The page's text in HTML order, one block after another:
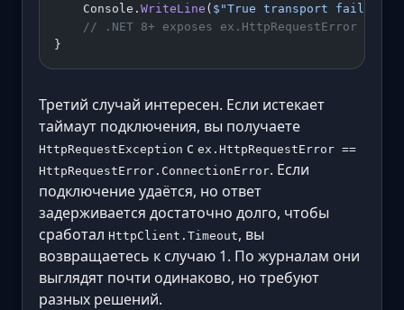
    Console.
WriteLine ( $"True transport failure:
// .NET 8+ exposes ex.HttpRequestError =
}
Третий случай интересен. Если истекает
таймаут подключения, вы получаете
HttpRequestException с ex.HttpRequestError ==
HttpRequestError.ConnectionError. Если
подключение удаётся, но ответ
задерживается достаточно долго, чтобы
сработал HttpClient.Timeout, вы
возвращаетесь к случаю 1. По журналам они
выглядят почти одинаково, но требуют
разных решений.